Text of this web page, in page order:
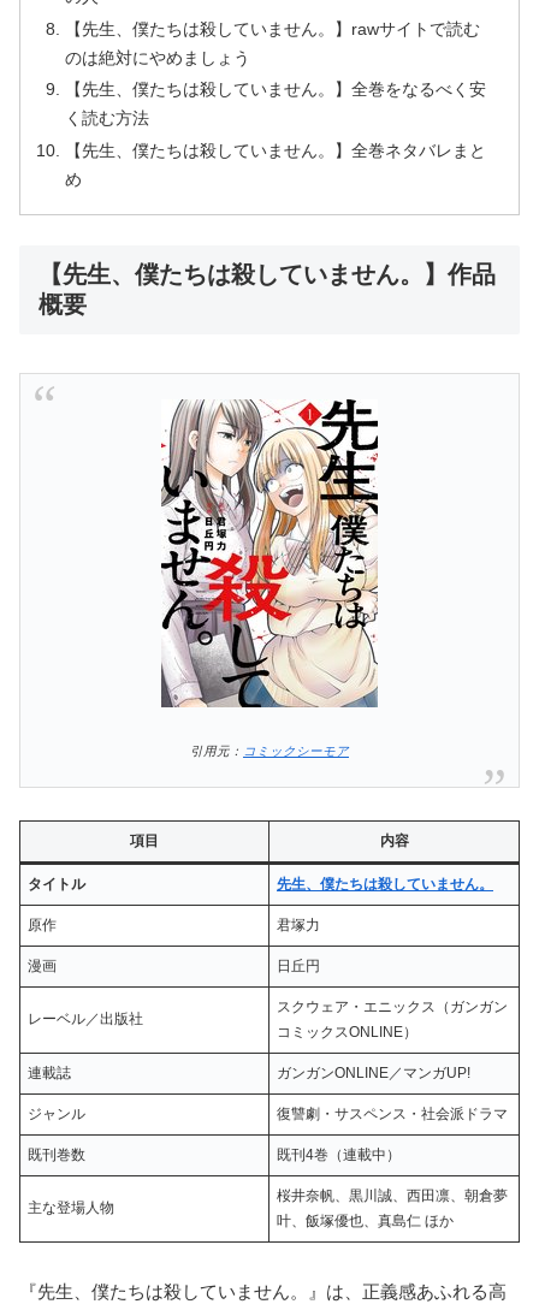
【先生、僕たちは殺していません。】rawサイトで読む
のは絶対にやめましょう
【先生、僕たちは殺していません。】全巻をなるべく安
く読む方法
【先生、僕たちは殺していません。】全巻ネタバレまと
め
【先生、僕たちは殺していません。】作品
概要
引用元： コミックシーモア
項目 内容
タイトル 先生、僕たちは殺していません。
原作 君塚力
漫画 日丘円
レーベル／出版社
スクウェア・エニックス（ガンガン
コミックスONLINE）
連載誌 ガンガンONLINE／マンガUP!
ジャンル 復讐劇・サスペンス・社会派ドラマ
既刊巻数 既刊4巻（連載中）
主な登場人物
桜井奈帆、黒川誠、西田凛、朝倉夢
叶、飯塚優也、真島仁 ほか
『先生、僕たちは殺していません。』は、正義感あふれる高